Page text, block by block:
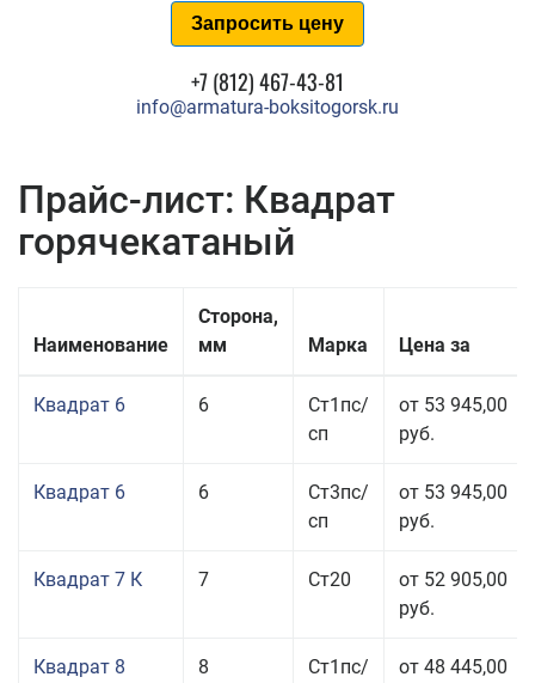
Запросить цену
+7 (812) 467-43-81
info@armatura-boksitogorsk.ru
Прайс-лист: Квадрат
горячекатаный
Наименование
Сторона,
мм
Марка Цена за
Квадрат 6 6
Ст1пс/
сп
от 53 945,00
руб.
Квадрат 6 6
Ст3пс/
сп
от 53 945,00
руб.
Квадрат 7 К 7 Ст20
от 52 905,00
руб.
Квадрат 8 8
Ст1пс/
от 48 445,00